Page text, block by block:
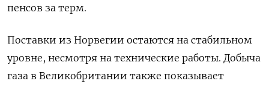
пенсов за терм.
Поставки из Норвегии остаются на стабильном
уровне, несмотря на технические работы. Добыча
газа в Великобритании также показывает